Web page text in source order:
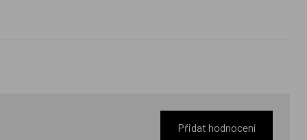
Přidat hodnocení